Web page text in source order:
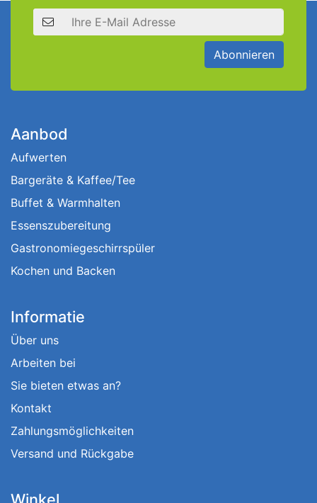
E-Mail Adresse
Abonnieren
Aanbod
Aufwerten
Bargeräte & Kaffee/Tee
Buffet & Warmhalten
Essenszubereitung
Gastronomiegeschirrspüler
Kochen und Backen
Informatie
Über uns
Arbeiten bei
Sie bieten etwas an?
Kontakt
Zahlungsmöglichkeiten
Versand und Rückgabe